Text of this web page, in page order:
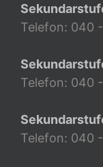
Telefon: 040
Telefon: 040
Telefon: 040